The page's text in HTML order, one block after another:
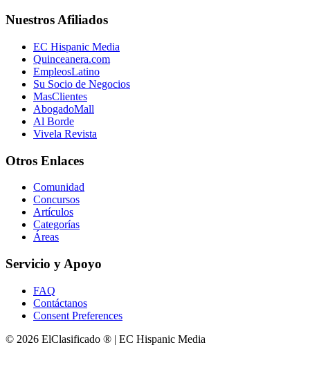
Nuestros Afiliados
EC Hispanic Media
Quinceanera.com
EmpleosLatino
Su Socio de Negocios
MasClientes
AbogadoMall
Al Borde
Vivela Revista
Otros Enlaces
Comunidad
Concursos
Artículos
Categorías
Áreas
Servicio y Apoyo
FAQ
Contáctanos
Consent Preferences
© 2026 ElClasificado ® | EC Hispanic Media